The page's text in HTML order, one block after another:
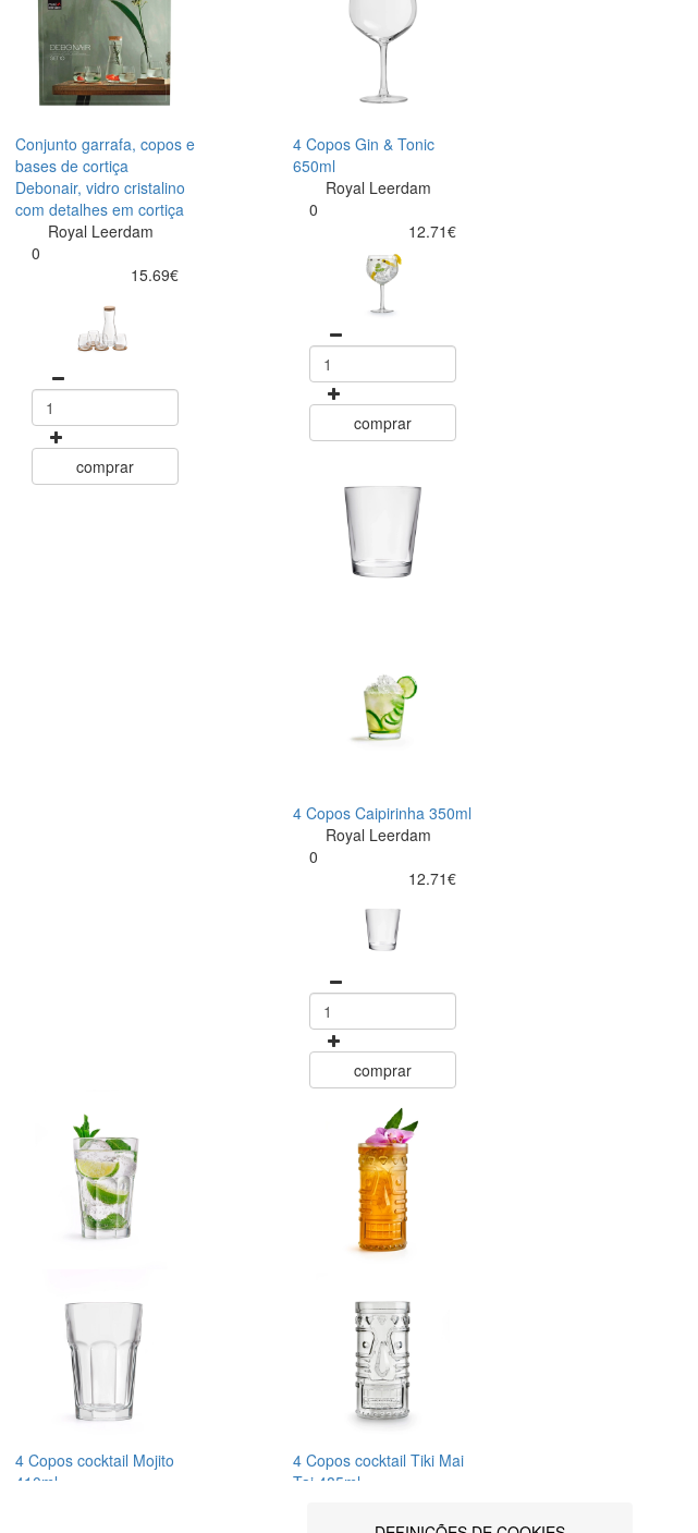
Conjunto garrafa, copos e
bases de cortiça
Debonair, vidro cristalino
com detalhes em cortiça
Royal Leerdam
0
15.69€
comprar
4 Copos Gin & Tonic
650ml
Royal Leerdam
0
12.71€
comprar
4 Copos Caipirinha 350ml
Royal Leerdam
0
12.71€
comprar
4 Copos cocktail Mojito
410ml
4 Copos cocktail Tiki Mai
Tai 485ml